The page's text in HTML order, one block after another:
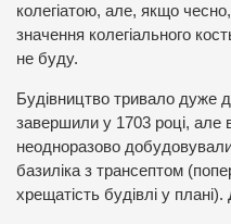
колегіатою, але, якщо
значення колегіального
не буду.
Будівництво тривало дуже
завершили у 1703 році, але
неодноразово
базиліка з трансептом
хрещатість будівлі у